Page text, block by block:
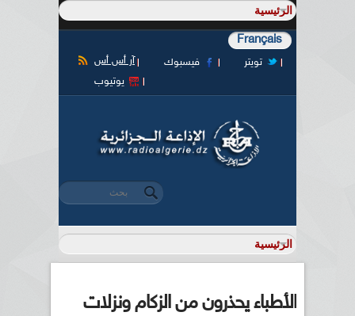
Français
آر أس أس فيسبوك
تويتر
يوتيوب
استمارة البحث
‏بحث ‏
الأطباء يحذرون من الزكام ونزلات